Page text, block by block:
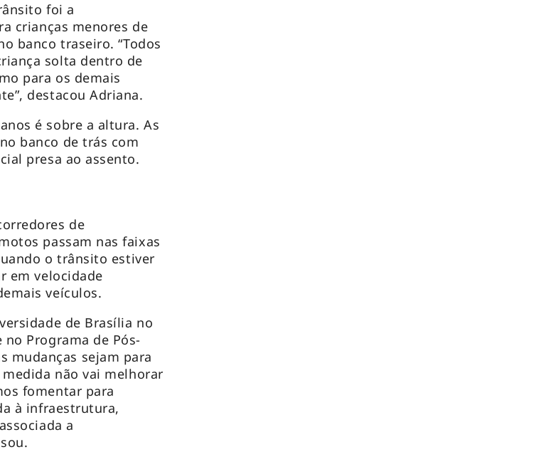
foi a
crianças menores de
banco traseiro. “Todos
solta dentro de
para os demais
destacou Adriana.
é sobre a altura. As
banco de trás com
presa ao assento.
de
passam nas faixas
o trânsito estiver
em velocidade
veículos.
de Brasília no
Programa de Pós-
mudanças sejam para
não vai melhorar
fomentar para
à infraestrutura,
a